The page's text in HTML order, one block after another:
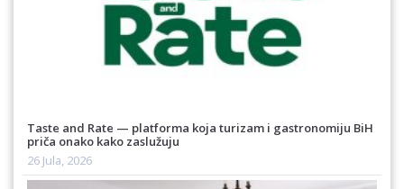
Taste and Rate — platforma koja turizam i gastronomiju BiH
priča onako kako zaslužuju
26 Jula, 2026